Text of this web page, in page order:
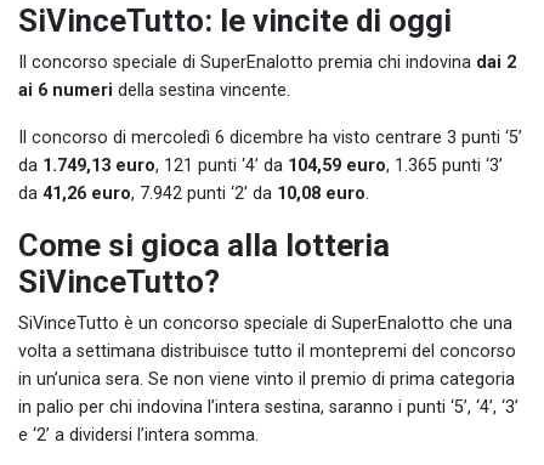
SiVinceTutto: le vincite di oggi
Il concorso speciale di SuperEnalotto premia chi indovina dai 2
ai 6 numeri della sestina vincente.
Il concorso di mercoledì 6 dicembre ha visto centrare 3 punti ‘5’
da 1.749,13 euro, 121 punti ‘4’ da 104,59 euro, 1.365 punti ‘3’
da 41,26 euro, 7.942 punti ‘2’ da 10,08 euro.
Come si gioca alla lotteria
SiVinceTutto?
SiVinceTutto è un concorso speciale di SuperEnalotto che una
volta a settimana distribuisce tutto il montepremi del concorso
in un’unica sera. Se non viene vinto il premio di prima categoria
in palio per chi indovina l’intera sestina, saranno i punti ‘5’, ‘4’, ‘3’
e ‘2’ a dividersi l’intera somma.